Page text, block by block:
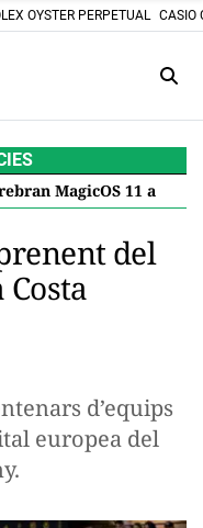
OYSTER PERPETUAL CASIO
Android 17: data i Com inscriure’s
del
d’equips
europea del